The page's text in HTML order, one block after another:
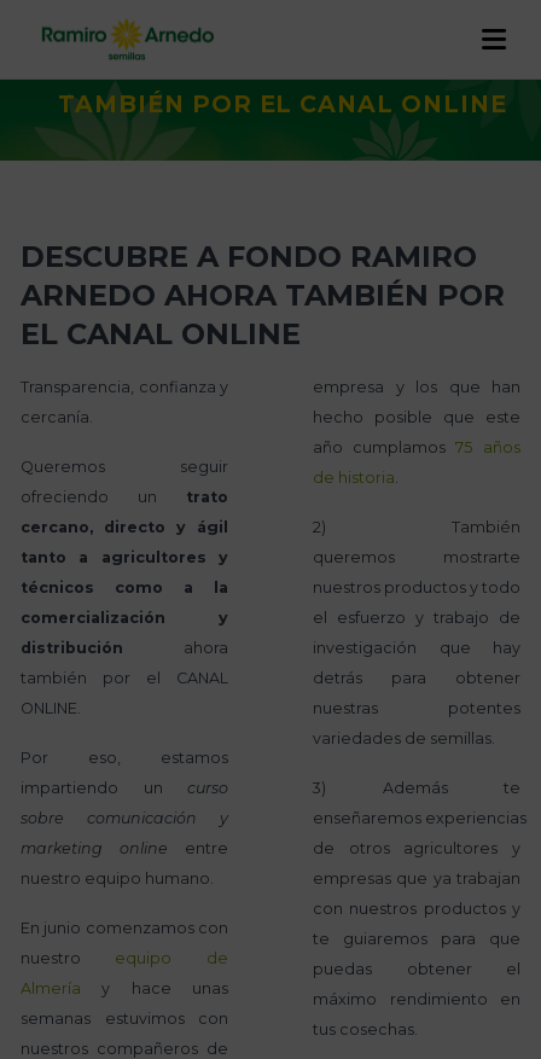
EMPRESA
Trabaja con nosotros
Proyectos
CALIDAD Y TRAZABILIDAD
RAMIRO ARNEDO EN EL MUNDO
ACTUALIDAD
CONTACTO
Inicio / Actualidad
DESCUBRE A
FONDO RAMIRO ARNEDO AHORA
TAMBIÉN POR EL CANAL ONLINE
DESCUBRE A FONDO RAMIRO
ARNEDO AHORA TAMBIÉN POR
EL CANAL ONLINE
Transparencia, confianza y
cercanía.
Queremos seguir
ofreciendo un trato
cercano, directo y ágil
tanto a agricultores y
técnicos como a la
comercialización y
distribución ahora
también por el CANAL
ONLINE.
Por eso, estamos
impartiendo un curso
sobre comunicación y
marketing online entre
nuestro equipo humano.
En junio comenzamos con
nuestro equipo de
Almería y hace unas
semanas estuvimos con
nuestros compañeros de
empresa y los que han
hecho posible que este
año cumplamos 75 años
de historia
2) También
queremos mostrarte
nuestros productos y todo
el esfuerzo y trabajo de
investigación que hay
detrás para obtener
nuestras potentes
variedades de semillas.
3) Además te
enseñaremos experiencias
de otros agricultores y
empresas que ya trabajan
con nuestros productos y
te guiaremos para que
puedas obtener el
máximo rendimiento en
tus cosechas.